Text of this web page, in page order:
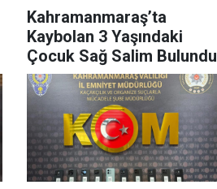
Kahramanmaraş’ta
Kaybolan 3 Yaşındaki
Çocuk Sağ Salim Bulundu